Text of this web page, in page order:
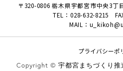
〒320-0806 栃木県宇都宮市中央3
TEL：028-632-8215
MAIL：
プライバシーポ
Copyright © 宇都宮まちづくり